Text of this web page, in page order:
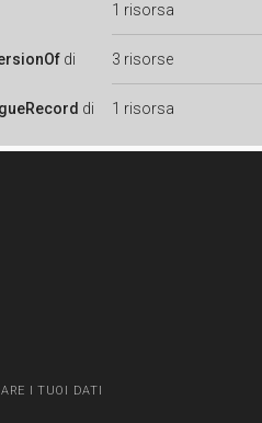
1 risorsa
di 3 risorse
di 1 risorsa
I TUOI DATI